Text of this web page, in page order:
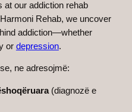
at our addiction rehab
Rehab, we uncover
addiction—whether
or depression.
ne adresojmë:
(diagnozë e